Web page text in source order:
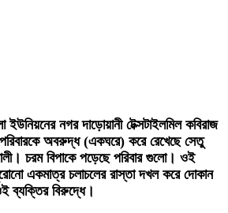
ইউনিয়নের নগর দাড়োয়ানী টেক্সটাইলমিল কবিরাজ
অবরুদ্ধ (একঘরে) করে রেখেছে সেতু
চরম বিপাকে পড়েছে পরিবার গুলো। ওই
একমাত্র চলাচলের রাস্তা দখল করে দোকান
ব্যক্তির বিরুদ্ধে।